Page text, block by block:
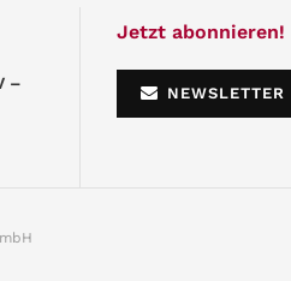
–
Jetzt abonnieren!
NEWSLETTER